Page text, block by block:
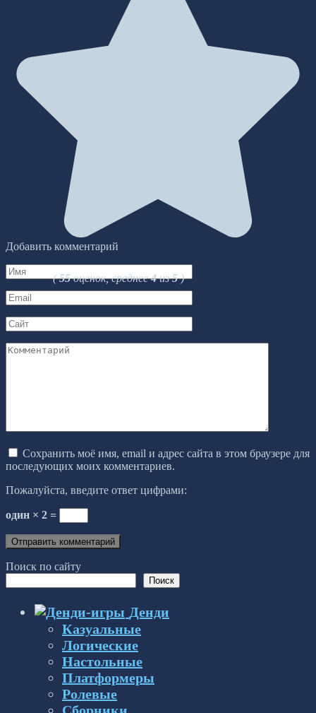
(55оценок, среднее4из5)
Добавить комментарий
Имя
*
Email
*
Сайт
Комментарий
Сохранить моё имя, email и адрес сайта в этом браузере для
последующих моих комментариев.
Пожалуйста, введите ответ цифрами:
один × 2 =
Поиск по сайту
Поиск
Денди
Казуальные
Логические
Настольные
Платформеры
Ролевые